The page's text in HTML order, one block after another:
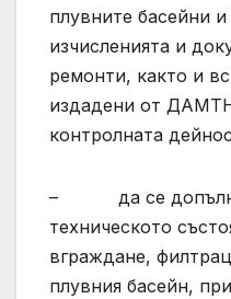
плувните басейни
изчисленията и
ремонти, както и
издадени от
контролната
– да се допълни
техническото
вграждане,
плувния басейн,